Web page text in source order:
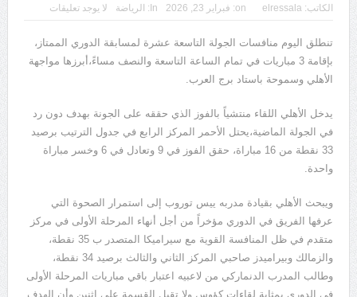
الكاتب: elressala
on: فبراير 23, 2026 In: الرياضة لا يوجد تعليقات
تنطلق اليوم منافسات الجولة التاسعة عشرة لمسابقة الدوري الممتاز،
بإقامة 3 مباريات في تمام الساعة التاسعة والنصف مساءً،أبرزها مواجهة
الأهلي وسموحة باستاد برج العرب.
يدخل الأهلي اللقاء منتشياً بالفوز الذي حققه على الجونة بهدف دون رد
في الجولة الماضية،يحتل الأحمر المركز الرابع في جدول الترتيب برصيد
33 نقطة من 16 مباراة، حقق الفوز في 9 وتعادل في 6 وخسر مباراة
واحدة.
ويبحث الأهلي بقيادة مدربه ييس توروب إلى استمرار الصحوة التي
عرفها الفريق في الدوري مؤخراً من أجل أنهاء المرحلة الأولى في مركز
متقدم في ظل المنافسة القوية مع سيراميكا المتصدر ب 35 نقطة،
والزمالك وبيراميدز صاحبي المركز الثاني والثالث برصيد 34 نقطة،
وطالب المدرب الدنماركي من لاعبيه اعتبار باقي مباريات المرحلة الأولى
في الدوري بمثابة لقاءات كؤوس ولا تقبل القسمة على اثنين وأن الهدف